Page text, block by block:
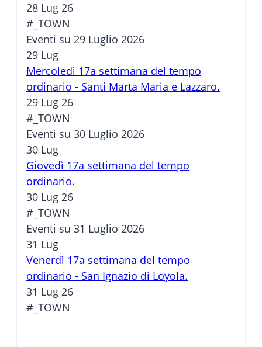
28 Lug 26
#_TOWN
Eventi su 29 Luglio 2026
29 Lug
Mercoledì 17a settimana del tempo
ordinario - Santi Marta Maria e Lazzaro.
29 Lug 26
#_TOWN
Eventi su 30 Luglio 2026
30 Lug
Giovedì 17a settimana del tempo
ordinario.
30 Lug 26
#_TOWN
Eventi su 31 Luglio 2026
31 Lug
Venerdì 17a settimana del tempo
ordinario - San Ignazio di Loyola.
31 Lug 26
#_TOWN